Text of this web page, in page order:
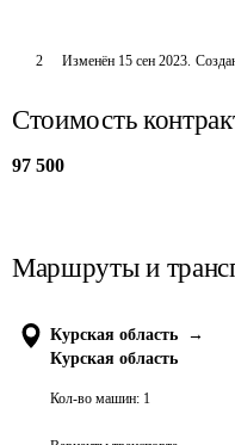
2 Изменён 15 сен 2023.
Стоимость
97 500
Маршруты и
Курская область
→
Курская область
Кол-во машин: 1